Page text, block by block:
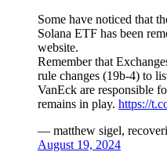
Some have noticed that
Solana ETF has been
website.
Remember that
rule changes (19b-4) to
VanEck are responsible
remains in play. https://
— matthew sigel,
August 19, 2024